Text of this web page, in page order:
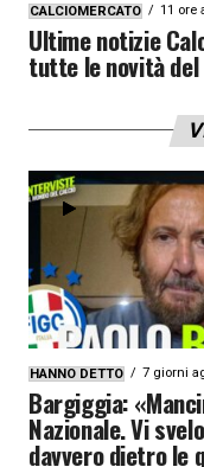
CALCIOMERCATO 11 ore
Ultime notizie
tutte le novità
HANNO DETTO 7 giorni
Bargiggia:
Nazionale. Vi
davvero dietro le